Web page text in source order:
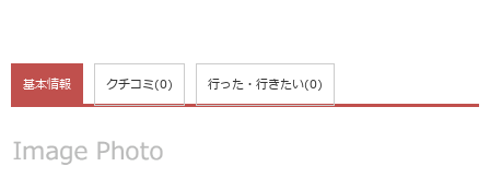
基本情報 クチコミ(0) 行った・行きたい(0)